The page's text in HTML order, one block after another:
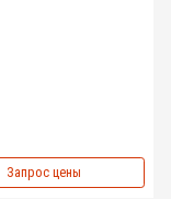
Запрос цены